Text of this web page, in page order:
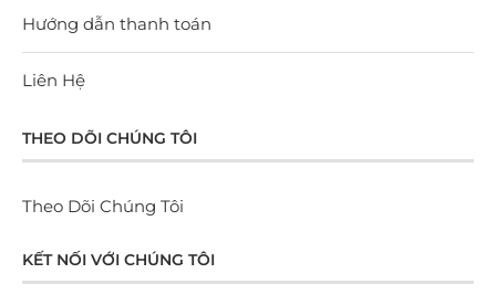
Hướng dẫn thanh toán
Liên Hệ
THEO DÕI CHÚNG TÔI
Theo Dõi Chúng Tôi
KẾT NỐI VỚI CHÚNG TÔI